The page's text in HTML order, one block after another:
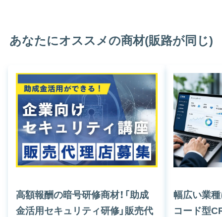
あなたにオススメの商材(販路が同じ)
高額報酬の暗号研修商材！「助成
金活用セキュリティ研修」販売代
幅広い業種
コード型